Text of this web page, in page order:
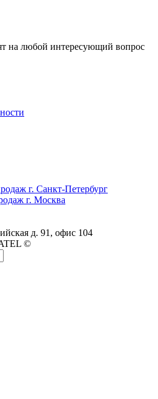
на любой интересующий вопрос
г. Санкт-Петербург
г. Москва
д. 91, офис 104
©